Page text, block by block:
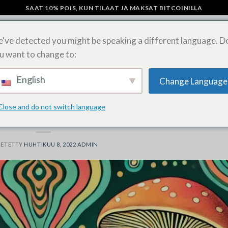
SAAT 10% POIS, KUN TILAAT JA MAKSAT BITCOINILLA
SUKLAAPATUKAT OSTA LSD-ARKKEJA VERKOSSA
Sienisienet: Kattava opas
HUHTIKUU 8, 2022 ADMIN
detected you might be speaking a different language.
want to change to:
English Change Language
and do not switch language